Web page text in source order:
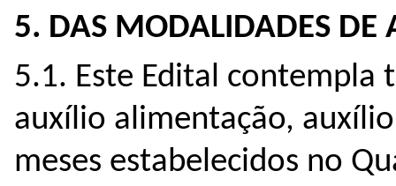
5. DAS MODALIDADES DE
5.1. Este Edital contempla
auxílio alimentação,
meses estabelecidos no